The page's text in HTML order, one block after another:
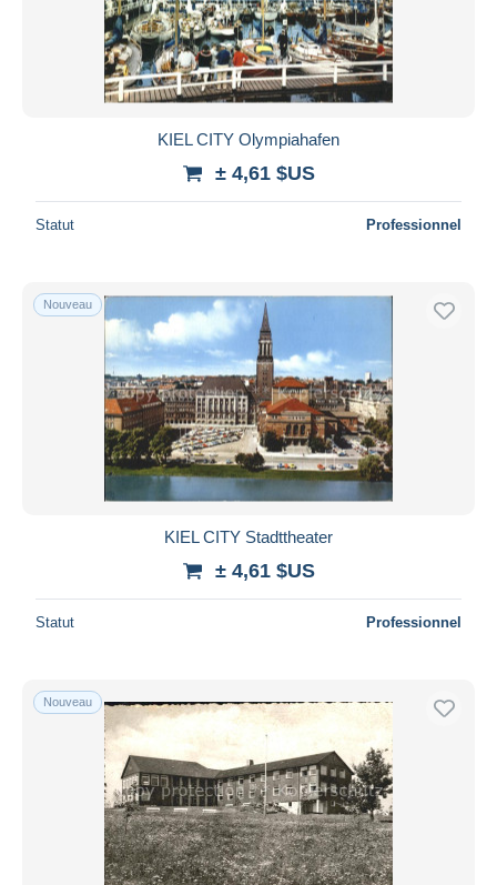
KIEL CITY Olympiahafen
± 4,61 $US
Statut Professionnel
Nouveau
KIEL CITY Stadttheater
± 4,61 $US
Statut Professionnel
Nouveau